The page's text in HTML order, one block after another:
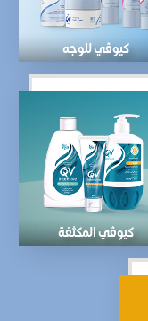
كيوڤي للوجه
كيوڤي المكثفة